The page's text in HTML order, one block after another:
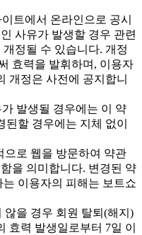
트에서 온라인으로 공시
사유가 발생할 경우 관련
정될 수 있습니다. 개정
효력을 발휘하며, 이용자
개정은 사전에 공지합니
발생될 경우에는 이 약
할 경우에는 지체 없이
으로 웹을 방문하여 약관
을 의미합니다. 변경된 약
이용자의 피해는 보트쇼
않을 경우 회원 탈퇴(해지)
효력 발생일로부터 7일 이